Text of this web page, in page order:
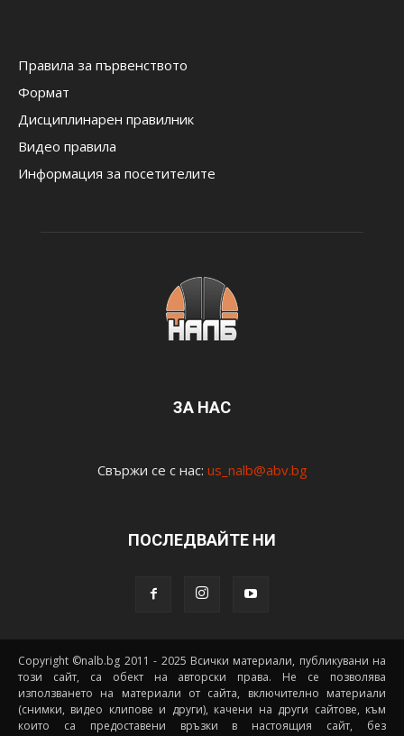
Правила за първенството
Формат
Дисциплинарен правилник
Видео правила
Информация за посетителите
ЗА НАС
Свържи се с нас: us_nalb@abv.bg
ПОСЛЕДВАЙТЕ НИ
Copyright ©nalb.bg 2011 - 2025 Всички материали, публикувани на
този сайт, са обект на авторски права. Не се позволява
използването на материали от сайта, включително материали
(снимки, видео клипове и други), качени на други сайтове, към
които са предоставени връзки в настоящия сайт, без